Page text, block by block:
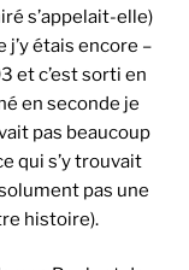
s’appelait-elle)
j’y étais encore –
et c’est sorti en
en seconde je
pas beaucoup
qui s’y trouvait
pas une
histoire).